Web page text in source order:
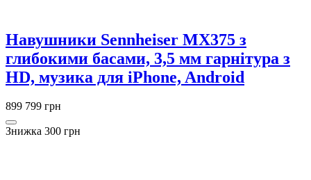
Навушники Sennheiser MX375 з
глибокими басами, 3,5 мм гарнітура з
HD, музика для iPhone, Android
899 799 грн
Знижка 300 грн